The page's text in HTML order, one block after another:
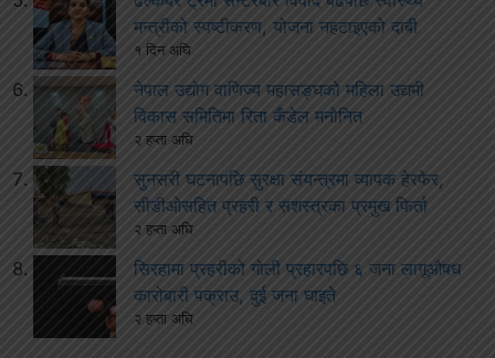
मन्त्रीको स्पष्टीकरण, योजना नहटाइएको दाबी
१ दिन अघि
नेपाल उद्योग वाणिज्य महासङ्घको महिला उद्यमी
विकास समितिमा रिता कँडेल मनोनित
२ हप्ता अघि
सुनसरी घटनापछि सुरक्षा संयन्त्रमा व्यापक हेरफेर,
सीडीओसहित प्रहरी र सशस्त्रका प्रमुख फिर्ता
२ हप्ता अघि
सिरहामा प्रहरीको गोली प्रहारपछि ६ जना लागूऔषध
कारोबारी पक्राउ, दुई जना घाइते
२ हप्ता अघि